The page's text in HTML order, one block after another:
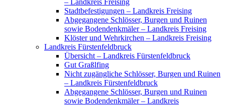
– Landkreis Freising
Stadtbefestigungen – Landkreis Freising
Abgegangene Schlösser, Burgen und Ruinen
sowie Bodendenkmäler – Landkreis Freising
Klöster und Wehrkirchen – Landkreis Freising
Landkreis Fürstenfeldbruck
Übersicht – Landkreis Fürstenfeldbruck
Gut Graßlfing
Nicht zugängliche Schlösser, Burgen und Ruinen
– Landkreis Fürstenfeldbruck
Abgegangene Schlösser, Burgen und Ruinen
sowie Bodendenkmäler – Landkreis